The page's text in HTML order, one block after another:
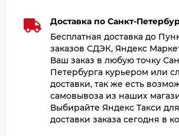
Доставка по Санкт-
Бесплатная доставка до
заказов СДЭК, Яндекс
Ваш заказ в любую точку
Петербурга курьером или
доставки, так же есть
самовывоза из наших
Выбирайте Яндекс Такси
доставки заказа сегодня в